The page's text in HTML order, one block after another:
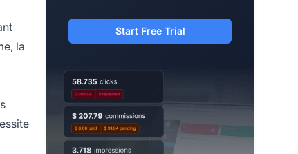
la
Start Free Trial